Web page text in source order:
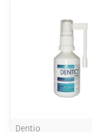
Dentio